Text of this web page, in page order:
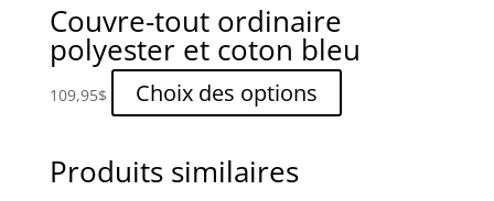
produit
options
peuvent
être
Couvre-tout ordinaire
polyester et coton bleu
109,95$ Choix des options
produit
Produits similaires